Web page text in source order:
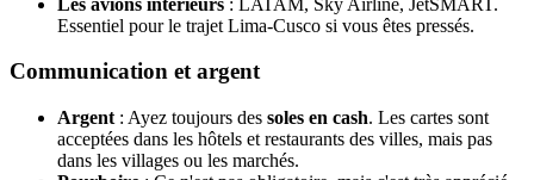
Essentiel pour le trajet Lima-Cusco si vous êtes pressés.
Communication et argent
Argent : Ayez toujours des soles en cash. Les cartes sont
acceptées dans les hôtels et restaurants des villes, mais pas
dans les villages ou les marchés.